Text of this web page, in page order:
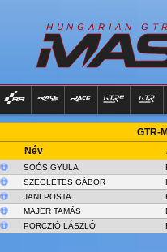
H U N G A R I A N G T
GTR-
Név
SOÓS GYULA
SZEGLETES GÁBOR
JANI POSTA
MAJER TAMÁS
PORCZIÓ LÁSZLÓ